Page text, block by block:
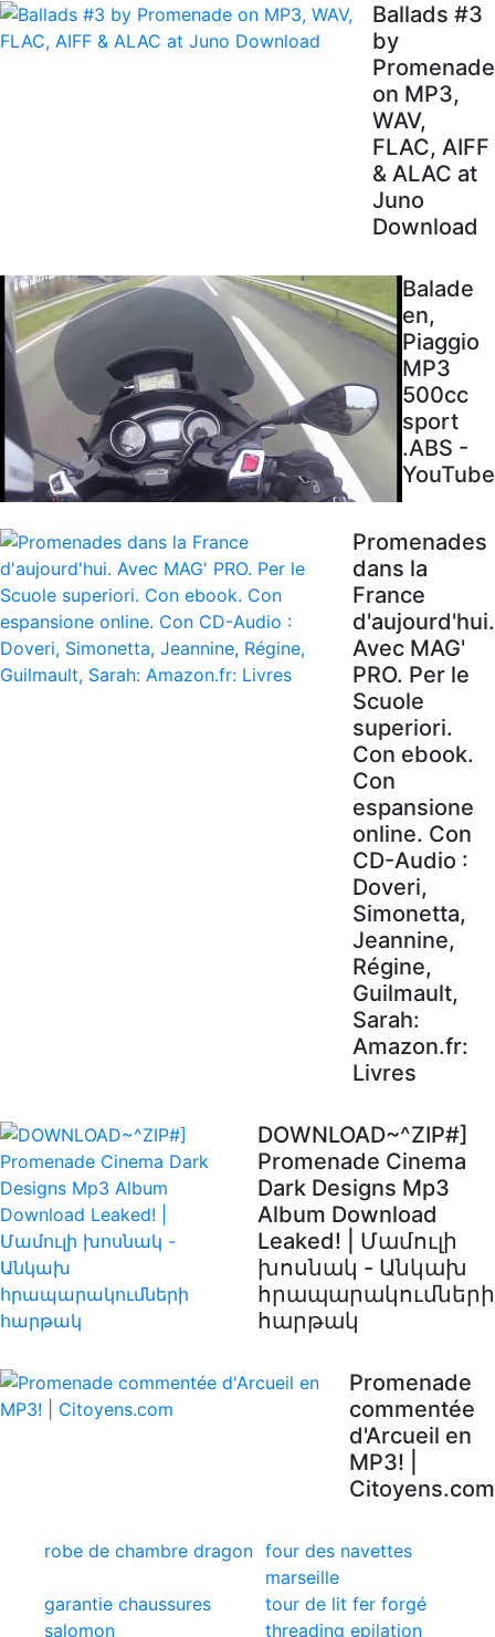
Ballads #3
by
Promenade
on MP3,
WAV,
FLAC, AIFF
& ALAC at
Juno
Download
Balade
en,
Piaggio
MP3
500cc
sport
.ABS -
YouTube
Promenades
dans la
France
d'aujourd'hui.
Avec MAG'
PRO. Per le
Scuole
superiori.
Con ebook.
Con
espansione
online. Con
CD-Audio :
Doveri,
Simonetta,
Jeannine,
Régine,
Guilmault,
Sarah:
Amazon.fr:
Livres
DOWNLOAD~^ZIP#]
Promenade Cinema
Dark Designs Mp3
Album Download
Leaked! | Մամուլի
խոսնակ - Անկախ
հրապարակումների
հարթակ
Promenade
commentée
d'Arcueil en
MP3! |
Citoyens.com
robe de chambre dragon four des navettes
marseille
garantie chaussures
salomon
tour de lit fer forgé
threading epilation